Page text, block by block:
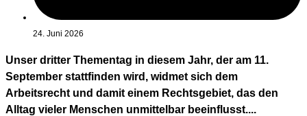
24. Juni 2026
Unser dritter Thementag in diesem Jahr, der am 11.
September stattfinden wird, widmet sich dem
Arbeitsrecht und damit einem Rechtsgebiet, das den
Alltag vieler Menschen unmittelbar beeinflusst....